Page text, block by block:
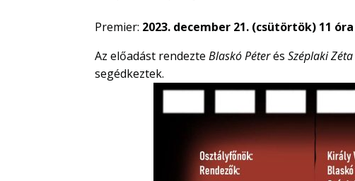
Premier: 2023. december 21. (csütörtök) 11 óra
Az előadást rendezteBlaskó PéterésSzéplaki Zéta
segédkeztek.